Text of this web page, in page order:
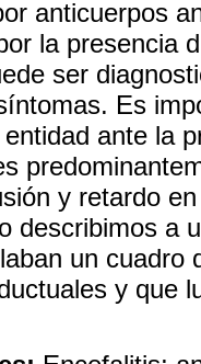
anticuerpos
la presencia
ser
Es
ante la
y retardo
describimos a
un cuadro
y que